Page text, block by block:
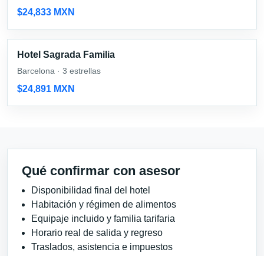
$24,833 MXN
Hotel Sagrada Familia
Barcelona · 3 estrellas
$24,891 MXN
Qué confirmar con asesor
Disponibilidad final del hotel
Habitación y régimen de alimentos
Equipaje incluido y familia tarifaria
Horario real de salida y regreso
Traslados, asistencia e impuestos